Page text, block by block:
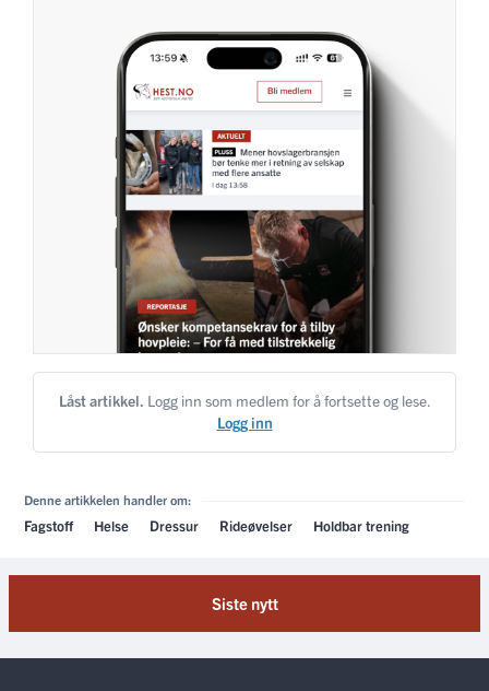
Låst artikkel. Logg inn som medlem for å fortsette og lese.
Logg inn
Denne artikkelen handler om:
Fagstoff Helse Dressur Rideøvelser Holdbar trening
Siste nytt